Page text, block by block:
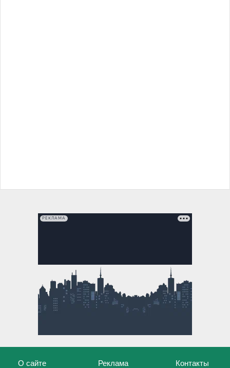
РЕКЛАМА
О сайте Реклама Контакты